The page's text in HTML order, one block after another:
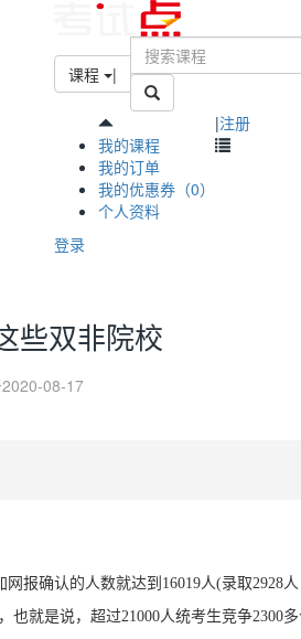
课程 |
我的课程
我的订单
我的优惠券（0）
个人资料
登录
|注册
些双非院校
08-17
报确认的人数就达到16019人(录取2928
也就是说，超过21000人统考生竞争2300多